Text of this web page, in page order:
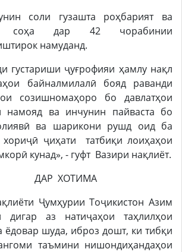
гузашта роҳбарият ва
соҳа дар 42 чорабинии
намуданд.
ҷуғрофияи ҳамлу нақл
байналмилалӣ бояд раванди
созишномаҳоро бо давлатҳои
намояд ва инчунин пайваста бо
ва шарикони рушд оид ба
ҷиҳати татбиқи лоиҳаҳои
кунад», - гуфт Вазири нақлиёт.
Ҷумҳурии Тоҷикистон Азим
аз натиҷаҳои таҳлилҳои
ёдовар шуда, иброз дошт, ки тибқи
таъмини нишондиҳандаҳои